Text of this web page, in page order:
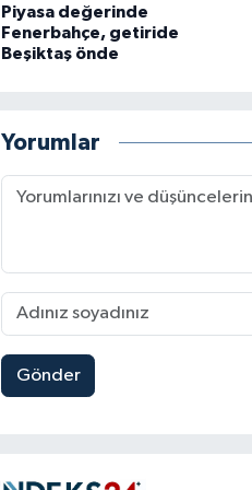
Piyasa değerinde
Fenerbahçe, getiride
Beşiktaş önde
Yorumlar
Gönder